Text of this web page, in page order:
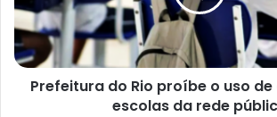
ç
o
d
e
e
Prefeitura do Rio proíbe o uso
escolas da rede